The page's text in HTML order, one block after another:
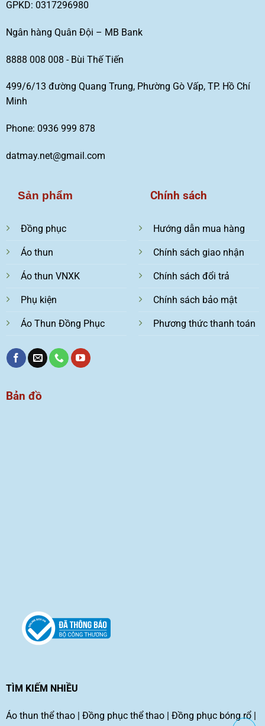
GPKD: 0317296980
Ngân hàng Quân Đội – MB Bank
8888 008 008 - Bùi Thế Tiến
499/6/13 đường Quang Trung, Phường Gò Vấp, TP. Hồ Chí
Minh
Phone: 0936 999 878
datmay.net@gmail.com
Sản phẩm
Đồng phục
Áo thun
Áo thun VNXK
Phụ kiện
Áo Thun Đồng Phục
Chính sách
Hướng dẫn mua hàng
Chính sách giao nhận
Chính sách đổi trả
Chính sách bảo mật
Phương thức thanh toán
Bản đồ
TÌM KIẾM NHIỀU
Áo thun thể thao| Đồng phục thể thao| Đồng phục bóng rổ|